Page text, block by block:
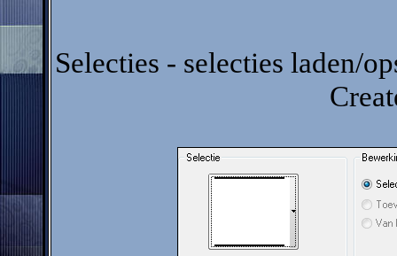
Selecties - selecties laden/